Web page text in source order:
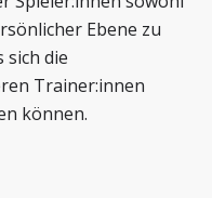
Ebene zu
sich die
Trainer:innen
können.